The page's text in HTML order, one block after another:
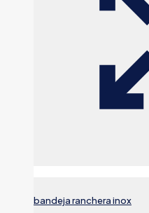
bandeja ranchera inox